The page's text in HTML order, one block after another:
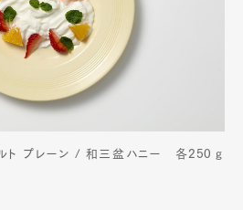
ルト プレーン / 和三盆ハニー 各250ℊ